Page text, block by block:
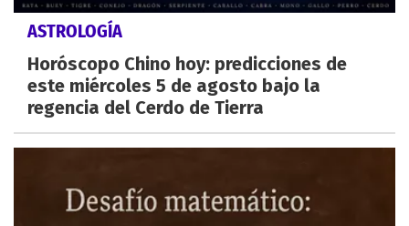
ASTROLOGÍA
Horóscopo Chino hoy: predicciones de
este miércoles 5 de agosto bajo la
regencia del Cerdo de Tierra